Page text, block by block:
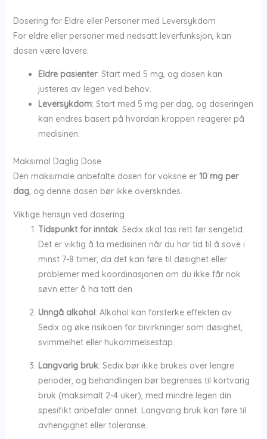
Dosering for Eldre eller Personer med Leversykdom
For eldre eller personer med nedsatt leverfunksjon, kan
dosen være lavere:
Eldre pasienter: Start med 5 mg, og dosen kan
justeres av legen ved behov.
Leversykdom: Start med 5 mg per dag, og doseringen
kan endres basert på hvordan kroppen reagerer på
medisinen.
Maksimal Daglig Dose
Den maksimale anbefalte dosen for voksne er 10 mg per
dag, og denne dosen bør ikke overskrides.
Viktige hensyn ved dosering
Tidspunkt for inntak: Sedix skal tas rett før sengetid.
Det er viktig å ta medisinen når du har tid til å sove i
minst 7-8 timer, da det kan føre til døsighet eller
problemer med koordinasjonen om du ikke får nok
søvn etter å ha tatt den.
Unngå alkohol: Alkohol kan forsterke effekten av
Sedix og øke risikoen for bivirkninger som døsighet,
svimmelhet eller hukommelsestap.
Langvarig bruk: Sedix bør ikke brukes over lengre
perioder, og behandlingen bør begrenses til kortvarig
bruk (maksimalt 2-4 uker), med mindre legen din
spesifikt anbefaler annet. Langvarig bruk kan føre til
avhengighet eller toleranse.